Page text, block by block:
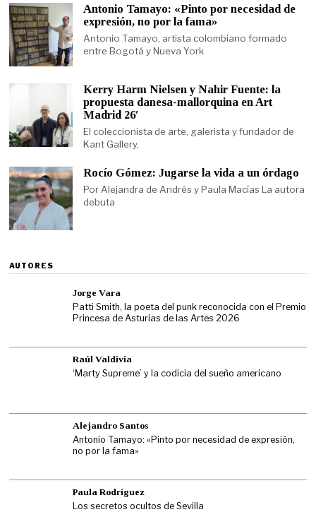
Antonio Tamayo: «Pinto por necesidad de
expresión, no por la fama»
Antonio Tamayo, artista colombiano formado
entre Bogotá y Nueva York
Kerry Harm Nielsen y Nahir Fuente: la
propuesta danesa-mallorquina en Art
Madrid 26′
El coleccionista de arte, galerista y fundador de
Kant Gallery,
Rocío Gómez: Jugarse la vida a un órdago
Por Alejandra de Andrés y Paula Macías La autora
debuta
AUTORES
Jorge Vara
Patti Smith, la poeta del punk reconocida con el Premio
Princesa de Asturias de las Artes 2026
Raúl Valdivia
‘Marty Supreme’ y la codicia del sueño americano
Alejandro Santos
Antonio Tamayo: «Pinto por necesidad de expresión,
no por la fama»
Paula Rodríguez
Los secretos ocultos de Sevilla